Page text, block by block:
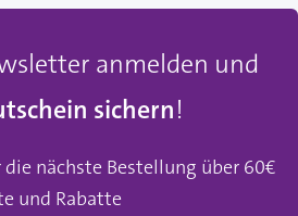
anmelden und
sichern!
nächste Bestellung über 60€
und Rabatte